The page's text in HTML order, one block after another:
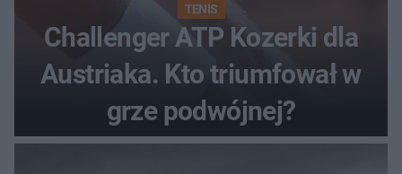
TENIS
Challenger ATP Kozerki dla
Austriaka. Kto triumfował w
grze podwójnej?